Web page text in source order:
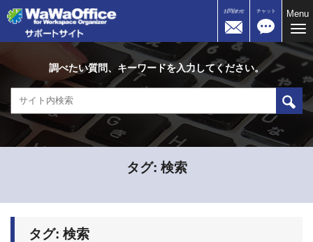
お問合わせ チャット
Menu
調べたい質問、キーワードを入力してください。
タグ: 検索
タグ: 検索